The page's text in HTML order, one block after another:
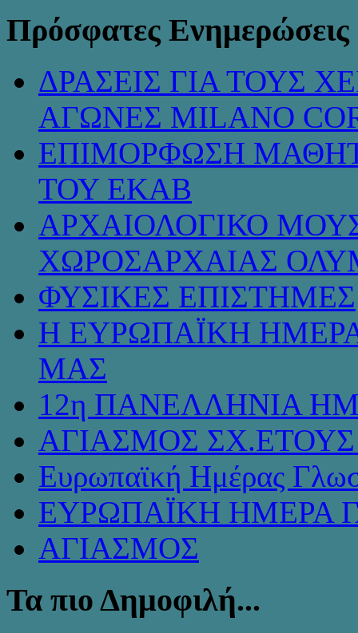
Πρόσφατες Ενημερώσεις
ΔΡΑΣΕΙΣ ΓΙΑ ΤΟΥΣ
ΑΓΩΝΕΣ MILANO
ΕΠΙΜΟΡΦΩΣΗ
ΤΟΥ ΕΚΑΒ
ΑΡΧΑΙΟΛΟΓΙΚΟ
ΧΩΡΟΣΑΡΧΑΙΑΣ
ΦΥΣΙΚΕΣ ΕΠΙΣΤΗΜΕΣ
Η ΕΥΡΩΠΑΪΚΗ
ΜΑΣ
12η ΠΑΝΕΛΛΗΝΙΑ
ΑΓΙΑΣΜΟΣ ΣΧ.ΕΤΟΥΣ
Ευρωπαϊκή Ημέρας
ΕΥΡΩΠΑΪΚΗ ΗΜΕΡΑ
ΑΓΙΑΣΜΟΣ
Τα πιο Δημοφιλή...